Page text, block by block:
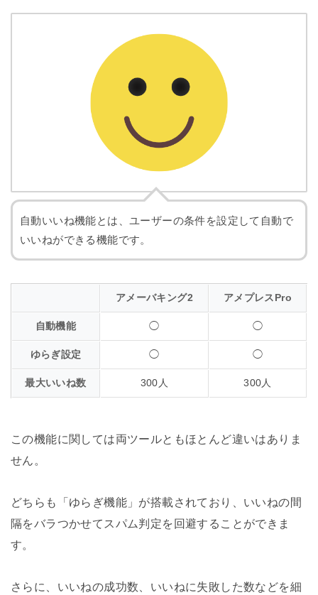
・ 他人のアメンバー（承認した人）
・ 他人のアメンバー（承認してくれた人）
・ ついたペタ
・ つけたペタ
・ いいね！してくれた人
・ アメンバー（承認した人）
・ アメンバー（承認してくれた人）
・ アメーバなう（フォローしている人）
・ アメーバなう（フォローされている人）
・ キーワード
・ ハッシュタグ（ランキング）
・ ハッシュタグ人気検索
・ 指定IDの読者
・ 指定IDのお気に入り
・ デイリー総合
・ 月間総合
・ ジャンル別
・ キーワード
自動いいね機能とは、ユーザーの条件を設定して自動で
いいねができる機能です。
アメーバキング2 アメプレスPro
自動機能 ◯ ◯
ゆらぎ設定 ◯ ◯
最大いいね数 300人 300人
この機能に関しては両ツールともほとんど違いはありま
せん。
どちらも「ゆらぎ機能」が搭載されており、いいねの間
隔をバラつかせてスパム判定を回避することができま
す。
さらに、いいねの成功数、いいねに失敗した数などを細